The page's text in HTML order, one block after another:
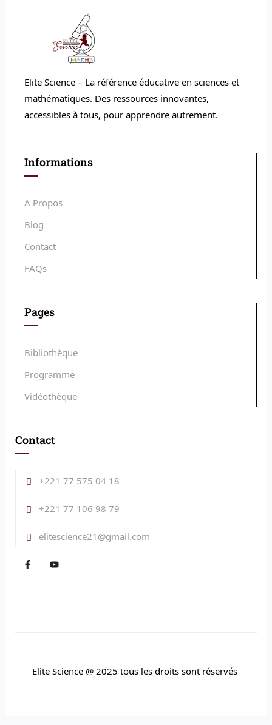
Elite Science – La référence éducative en sciences et
mathématiques. Des ressources innovantes,
accessibles à tous, pour apprendre autrement.
Informations
A Propos
Blog
Contact
FAQs
Pages
Bibliothèque
Programme
Vidéothèque
Contact
+221 77 575 04 18
+221 77 106 98 79
elitescience21@gmail.com
Elite Science @ 2025 tous les droits sont réservés